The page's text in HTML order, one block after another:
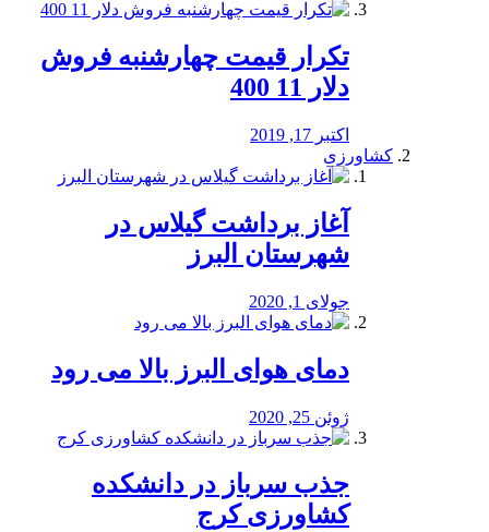
تکرار قیمت چهارشنبه فروش
دلار 11 400
اکتبر 17, 2019
کشاورزی
آغاز برداشت گیلاس در
شهرستان البرز
جولای 1, 2020
دمای هوای البرز بالا می رود
ژوئن 25, 2020
جذب سرباز در دانشکده
کشاورزی کرج